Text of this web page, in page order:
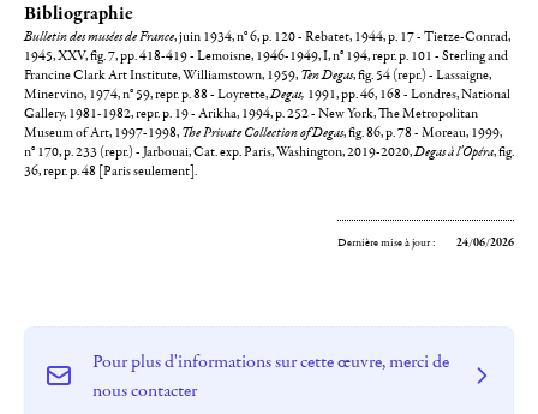
Bibliographie
Bulletin des musées de France, juin 1934, n° 6, p. 120 - Rebatet, 1944, p. 17 - Tietze-Conrad,
1945, XXV, fig. 7, pp. 418-419 - Lemoisne, 1946-1949, I, n° 194, repr. p. 101 - Sterling and
Francine Clark Art Institute, Williamstown, 1959, Ten Degas, fig. 54 (repr.) - Lassaigne,
Minervino, 1974, n° 59, repr. p. 88 - Loyrette,Degas, 1991, pp. 46, 168 - Londres, National
Gallery, 1981-1982, repr. p. 19 - Arikha, 1994, p. 252 - New York, The Metropolitan
Museum of Art, 1997-1998, The Private Collection of Degas, fig. 86, p. 78 - Moreau, 1999,
n° 170, p. 233 (repr.) - Jarbouai, Cat. exp. Paris, Washington, 2019-2020,Degas à l'Opéra, fig.
36, repr. p. 48 [Paris seulement].
Dernière mise à jour : 24/06/2026
Pour plus d'informations sur cette œuvre, merci de
nous contacter